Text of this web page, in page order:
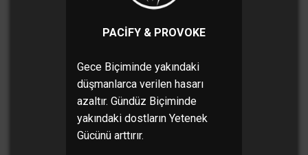
PACIFY & PROVOKE
Gece Biçiminde yakındaki
düşmanlarca verilen hasarı
azaltır. Gündüz Biçiminde
yakındaki dostların Yetenek
Gücünü arttırır.